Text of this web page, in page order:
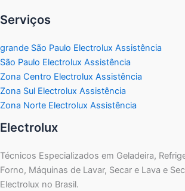
Serviços
grande São Paulo Electrolux Assistência
São Paulo Electrolux Assistência
Zona Centro Electrolux Assistência
Zona Sul Electrolux Assistência
Zona Norte Electrolux Assistência
Electrolux
Técnicos Especializados em Geladeira,
Forno, Máquinas de Lavar, Secar e Lava e
Electrolux no Brasil.